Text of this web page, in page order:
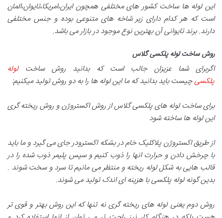
این لوله ها ساخت کشور های مختلفی همچون ایران،امریکا،تایوان،المان
است که هر کدام دارای زیر شاخه های متنوعی بوده و جنس مختلفی
دارند. برند تایوانی آن بهترین نوع موجود در بازار می باشد.
روش ساخت لوله پلکسی گلاس
اگربرای شما عزیزان جالب است که بدانید روش ساخت لوله
پلکسیچیست باید بدانید که ما این لوله ها را به دو روش تولید میکنیم:
برای ساخت لوله های پلکسی گلاس از روش اکستروژن و روش ریخته گری
این لوله ها ساخته شود
از طریق اکستروژن پلاکلیک خام در بشکه اکسترودر جای می گیرد و ما باید
با چرخش دادن و حرارت انها را ذوب کنیم و سپس پلیمر ذوب شده را در
قالب هایی به شکل لوله ریخته و منتظر می مانیم تا سرد و سخت شوند .
بدین گونه لوله پلکسی با هزینه ‌ای اندک تولید می شوند.
روش دوم یعنی لوله های ریخته گری نه تنها که این روش بهتر و قوی تر